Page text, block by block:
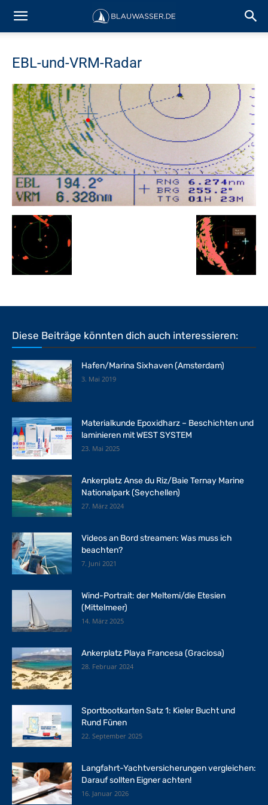
EBL-und-VRM-Radar
Diese Beiträge könnten dich auch interessieren:
Hafen/Marina Sixhaven (Amsterdam)
3. Mai 2019
Materialkunde Epoxidharz – Beschichten und
laminieren mit WEST SYSTEM
23. Mai 2025
Ankerplatz Anse du Riz/Baie Ternay Marine
Nationalpark (Seychellen)
27. März 2024
Videos an Bord streamen: Was muss ich
beachten?
7. Juni 2021
Wind-Portrait: der Meltemi/die Etesien
(Mittelmeer)
14. März 2025
Ankerplatz Playa Francesa (Graciosa)
28. Februar 2024
Sportbootkarten Satz 1: Kieler Bucht und
Rund Fünen
22. September 2025
Langfahrt-Yachtversicherungen vergleichen:
Darauf sollten Eigner achten!
16. Januar 2026